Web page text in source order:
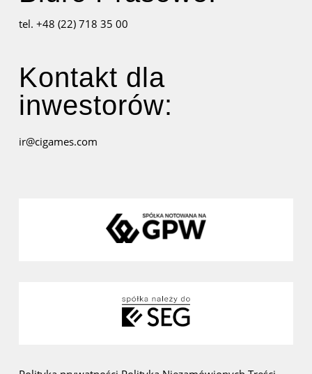
tel. +48 (22) 718 35 00
Kontakt dla
inwestorów:
ir@cigames.com